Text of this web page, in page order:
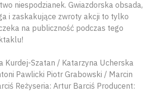
niespodzianek. Gwiazdorska obsada,
i zaskakujące zwroty akcji to tylko
na publiczność podczas tego
Kurdej-Szatan / Katarzyna Ucherska
Pawlicki Piotr Grabowski / Marcin
Reżyseria: Artur Barciś Producent: